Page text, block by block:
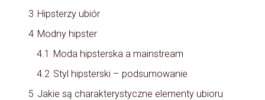
3 Hipsterzy ubiór
4 Modny hipster
4.1 Moda hipsterska a mainstream
4.2 Styl hipsterski – podsumowanie
5 Jakie są charakterystyczne elementy ubioru